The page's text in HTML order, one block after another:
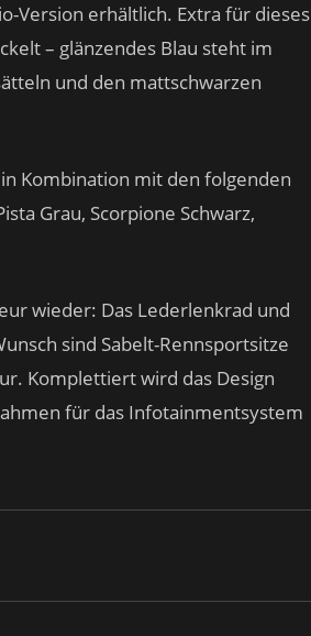
Version erhältlich. Extra für dieses
– glänzendes Blau steht im
und den mattschwarzen
Kombination mit den folgenden
Grau, Scorpione Schwarz,
wieder: Das Lederlenkrad und
sind Sabelt-Rennsportsitze
Komplettiert wird das Design
für das Infotainmentsystem